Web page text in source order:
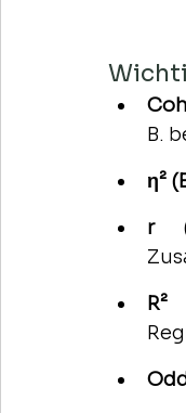
B.
η²
r
R²